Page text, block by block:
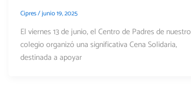
Cipres/junio 19, 2025
El viernes 13 de junio, el Centro de Padres de nuestro
colegio organizó una significativa Cena Solidaria,
destinada a apoyar